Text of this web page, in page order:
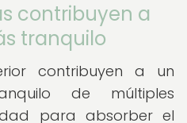
contribuyen a
tranquilo
contribuyen a un
de múltiples
para absorber el